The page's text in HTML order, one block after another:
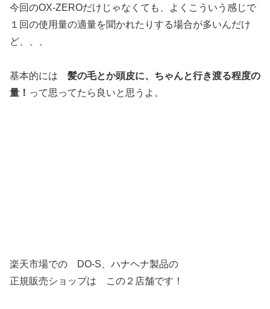
今回のOX-ZEROだけじゃなくても、よくこういう感じで
１回の使用量の適量を聞かれたりする場合が多いんだけ
ど、、、
基本的には 髪の毛とか頭皮に、ちゃんと行き渡る程度の
量！ って思ってたら良いと思うよ。
楽天市場での DO-S、ハナヘナ製品の
正規販売ショップは この２店舗です！